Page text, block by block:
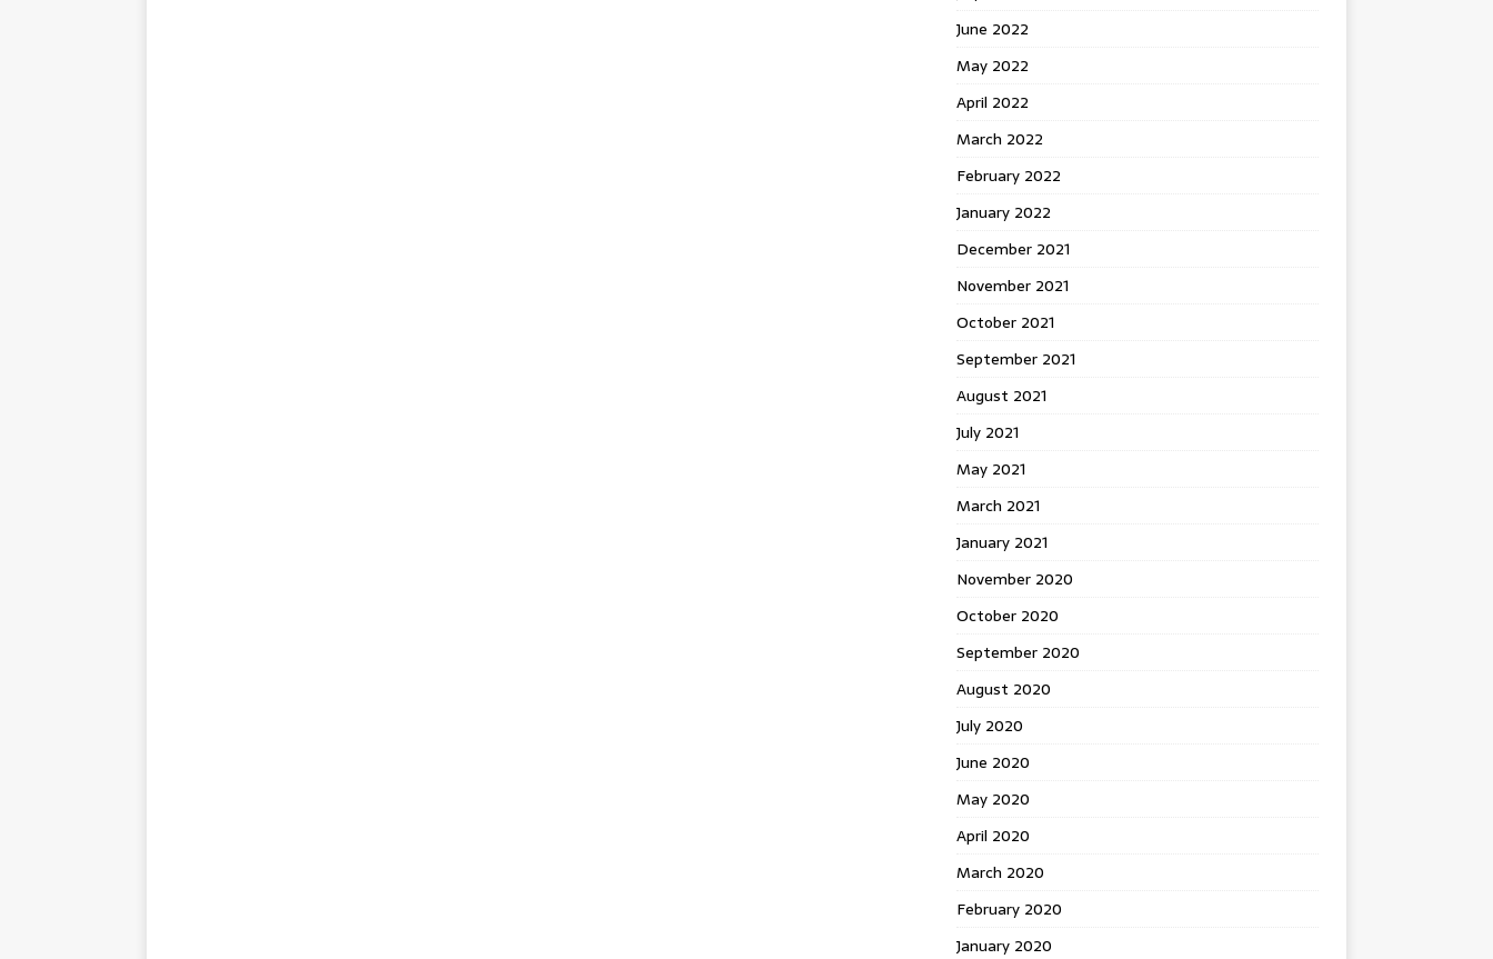
June 2022
May 2022
April 2022
March 2022
February 2022
January 2022
December 2021
November 2021
October 2021
September 2021
August 2021
July 2021
May 2021
March 2021
January 2021
November 2020
October 2020
September 2020
August 2020
July 2020
June 2020
May 2020
April 2020
March 2020
February 2020
January 2020